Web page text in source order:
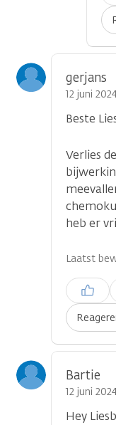
gerjans
12 juni
Beste
Verlies
heb er
Laatst
Inloggen
plaatsen
Bartie
12 juni
Hey